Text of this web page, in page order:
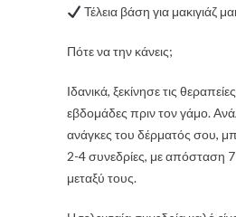
Τέλεια βάση για μακιγιάζ
Πότε να την κάνεις;
Ιδανικά, ξεκίνησε τις
εβδομάδες πριν τον γάμο.
ανάγκες του δέρματός σου,
2-4 συνεδρίες, με απόσταση
μεταξύ τους.